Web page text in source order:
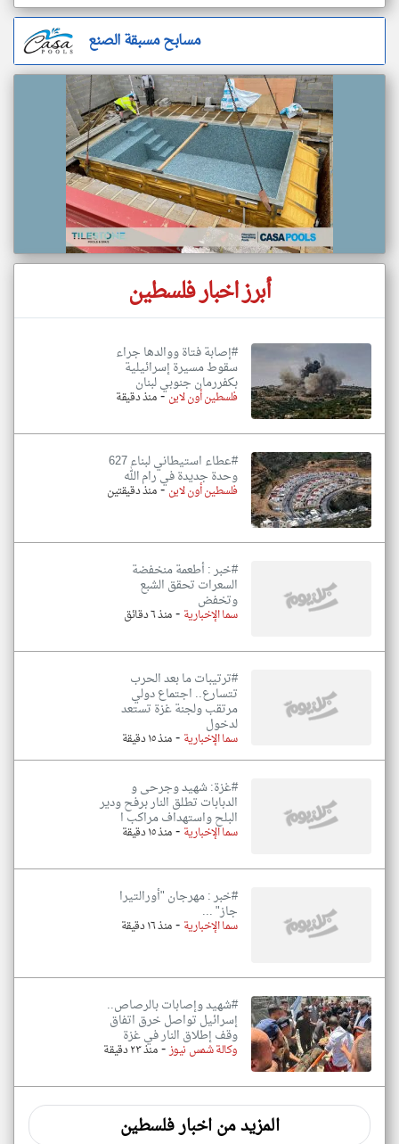
مسابح مسبقة الصنع
أبرز اخبار فلسطين
#إصابة فتاة ووالدها جراء
سقوط مسيرة إسرائيلية
بكفررمان جنوبي لبنان
فلسطين أون لاين-منذ دقيقة
#عطاء استيطاني لبناء 627
وحدة جديدة في رام الله
فلسطين أون لاين-منذ دقيقتين
#خبر : أطعمة منخفضة
السعرات تحقق الشبع
وتخفض
سما الإخبارية -منذ ٦ دقائق
#ترتيبات ما بعد الحرب
تتسارع.. اجتماع دولي
مرتقب ولجنة غزة تستعد
لدخول
سما الإخبارية -منذ ١٥ دقيقة
#غزة: شهيد وجرحى و
الدبابات تطلق النار برفح ودير
البلح واستهداف مراكب ا
سما الإخبارية -منذ ١٥ دقيقة
#خبر : مهرجان "أورالتيرا
جاز" ...
سما الإخبارية -منذ ١٦ دقيقة
#شهيد وإصابات بالرصاص..
إسرائيل تواصل خرق اتفاق
وقف إطلاق النار في غزة
وكالة شمس نيوز-منذ ٢٣ دقيقة
المزيد من اخبار فلسطين